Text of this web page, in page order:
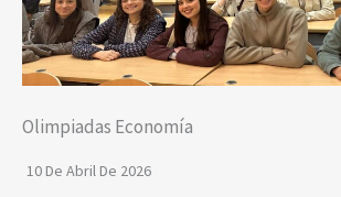
Olimpiadas Economía
10 De Abril De 2026